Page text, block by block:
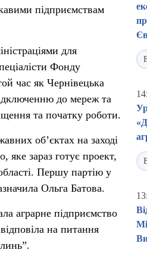
підприємствам
для
Фонду
час як Чернівецька
до мереж та
та початку роботи.
об’єктах на заході
яке зараз готує проект,
Першу партію у
Ольга Батова.
аграрне підприємство
на питання